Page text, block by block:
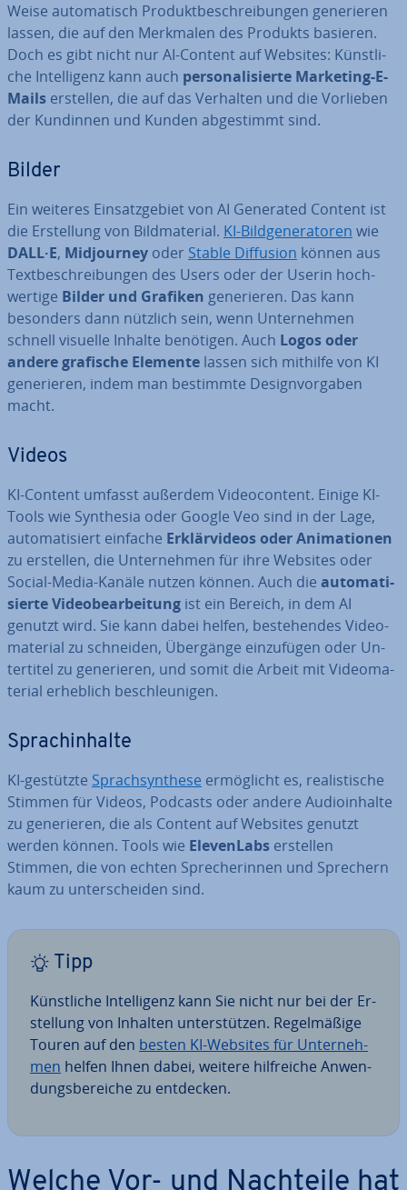
Weise au­to­ma­tisch Pro­dukt­be­schrei­bun­gen ge­ne­rie­ren
lassen, die auf den Merkmalen des Produkts basieren.
Doch es gibt nicht nur AI-Content auf Websites: Künst­li­
che In­tel­li­genz kann auch per­so­na­li­sier­te Marketing-E-
Mails erstellen, die auf das Verhalten und die Vorlieben
der Kundinnen und Kunden ab­ge­stimmt sind.
Bilder
Ein weiteres Ein­satz­ge­biet von AI Generated Content ist
die Er­stel­lung von Bild­ma­te­ri­al. KI-Bild­ge­ne­ra­to­ren wie
DALL·E, Mid­jour­ney oder Stable Diffusion können aus
Text­be­schrei­bun­gen des Users oder der Userin hoch­
wer­ti­ge Bilder und Grafiken ge­ne­rie­ren. Das kann
besonders dann nützlich sein, wenn Un­ter­neh­men
schnell visuelle Inhalte benötigen. Auch Logos oder
andere grafische Elemente lassen sich mithilfe von KI
ge­ne­rie­ren, indem man bestimmte De­sign­vor­ga­ben
macht.
Videos
KI-Content umfasst außerdem Vi­deo­con­tent. Einige KI-
Tools wie Synthesia oder Google Veo sind in der Lage,
au­to­ma­ti­siert einfache Er­klär­vi­de­os oder Ani­ma­tio­nen
zu erstellen, die Un­ter­neh­men für ihre Websites oder
Social-Media-Kanäle nutzen können. Auch die au­to­ma­ti­
sier­te Vi­deo­be­ar­bei­tung ist ein Bereich, in dem AI
genutzt wird. Sie kann dabei helfen, be­stehen­des Vi­deo­
ma­te­ri­al zu schneiden, Übergänge ein­zu­fü­gen oder Un­
ter­ti­tel zu ge­ne­rie­ren, und somit die Arbeit mit Vi­deo­ma­
te­ri­al erheblich be­schleu­ni­gen.
Sprach­in­hal­te
KI-gestützte Sprach­syn­the­se er­mög­licht es, rea­lis­ti­sche
Stimmen für Videos, Podcasts oder andere Au­dio­in­hal­te
zu ge­ne­rie­ren, die als Content auf Websites genutzt
werden können. Tools wie Ele­ven­Labs erstellen
Stimmen, die von echten Spre­che­rin­nen und Sprechern
kaum zu un­ter­schei­den sind.
Tipp
Künst­li­che In­tel­li­genz kann Sie nicht nur bei der Er­
stel­lung von Inhalten un­ter­stüt­zen. Re­gel­mä­ßi­ge
Touren auf den besten KI-Websites für Un­ter­neh­
men helfen Ihnen dabei, weitere hilf­rei­che An­wen­
dungs­be­rei­che zu entdecken.
Welche Vor- und Nachteile hat